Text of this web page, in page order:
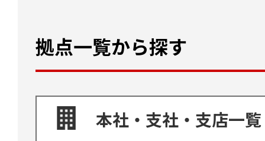
拠点一覧から探す
本社・支社・支店一覧